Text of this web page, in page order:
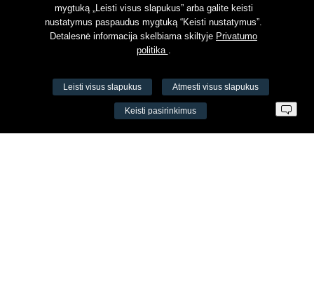
VŠĮ Fitneso mokymo centras AEROMIX
mygtuką „Leisti visus slapukus” arba galite keisti
nustatymus paspaudus mygtuką “Keisti nustatymus”.
Detalesnė informacija skelbiama skiltyje Privatumo
politika .
Leisti visus slapukus Atmesti visus slapukus
Keisti pasirinkimus